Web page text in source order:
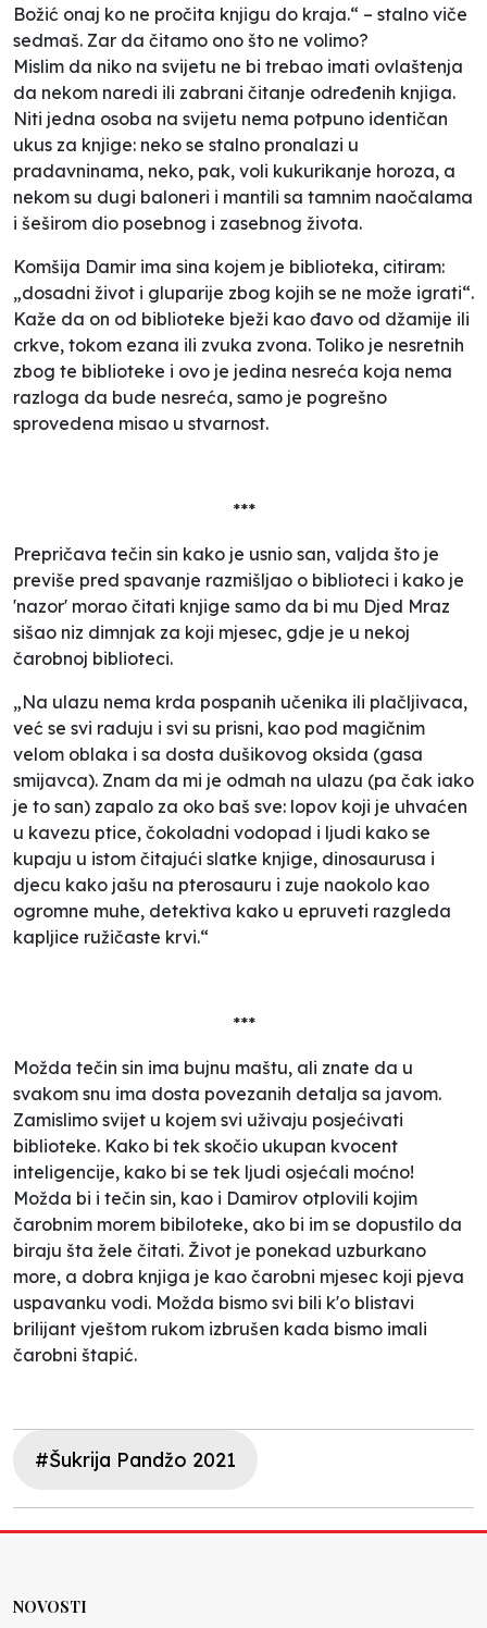
Božić onaj ko ne pročita knjigu do kraja.“ – stalno viče
sedmaš. Zar da čitamo ono što ne volimo?
Mislim da niko na svijetu ne bi trebao imati ovlaštenja
da nekom naredi ili zabrani čitanje određenih knjiga.
Niti jedna osoba na svijetu nema potpuno identičan
ukus za knjige: neko se stalno pronalazi u
pradavninama, neko, pak, voli kukurikanje horoza, a
nekom su dugi baloneri i mantili sa tamnim naočalama
i šeširom dio posebnog i zasebnog života.
Komšija Damir ima sina kojem je biblioteka, citiram:
„dosadni život i gluparije zbog kojih se ne može igrati“.
Kaže da on od biblioteke bježi kao đavo od džamije ili
crkve, tokom ezana ili zvuka zvona. Toliko je nesretnih
zbog te biblioteke i ovo je jedina nesreća koja nema
razloga da bude nesreća, samo je pogrešno
sprovedena misao u stvarnost.
***
Prepričava tečin sin kako je usnio san, valjda što je
previše pred spavanje razmišljao o biblioteci i kako je
'nazor' morao čitati knjige samo da bi mu Djed Mraz
sišao niz dimnjak za koji mjesec, gdje je u nekoj
čarobnoj biblioteci.
„Na ulazu nema krda pospanih učenika ili plačljivaca,
već se svi raduju i svi su prisni, kao pod magičnim
velom oblaka i sa dosta dušikovog oksida (gasa
smijavca). Znam da mi je odmah na ulazu (pa čak iako
je to san) zapalo za oko baš sve: lopov koji je uhvaćen
u kavezu ptice, čokoladni vodopad i ljudi kako se
kupaju u istom čitajući slatke knjige, dinosaurusa i
djecu kako jašu na pterosauru i zuje naokolo kao
ogromne muhe, detektiva kako u epruveti razgleda
kapljice ružičaste krvi.“
***
Možda tečin sin ima bujnu maštu, ali znate da u
svakom snu ima dosta povezanih detalja sa javom.
Zamislimo svijet u kojem svi uživaju posjećivati
biblioteke. Kako bi tek skočio ukupan kvocent
inteligencije, kako bi se tek ljudi osjećali moćno!
Možda bi i tečin sin, kao i Damirov otplovili kojim
čarobnim morem bibiloteke, ako bi im se dopustilo da
biraju šta žele čitati. Život je ponekad uzburkano
more, a dobra knjiga je kao čarobni mjesec koji pjeva
uspavanku vodi. Možda bismo svi bili k'o blistavi
brilijant vještom rukom izbrušen kada bismo imali
čarobni štapić.
#Šukrija Pandžo 2021
NOVOSTI